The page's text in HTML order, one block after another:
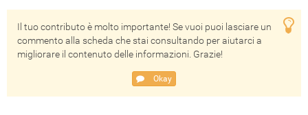
Il tuo contributo è molto importante! Se vuoi puoi lasciare un
commento alla scheda che stai consultando per aiutarci a
migliorare il contenuto delle informazioni. Grazie!
Okay